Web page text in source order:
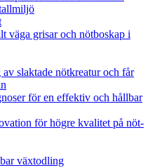
väga grisar och nötboskap i
slaktade nötkreatur och får
för en effektiv och hållbar
för högre kvalitet på nöt-
växtodling